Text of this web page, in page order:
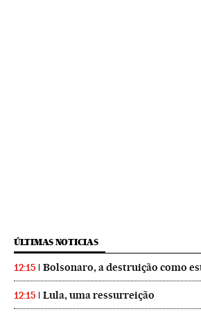
ÚLTIMAS NOTICIAS
12:15 Bolsonaro, a destruição como
12:15 Lula, uma ressurreição